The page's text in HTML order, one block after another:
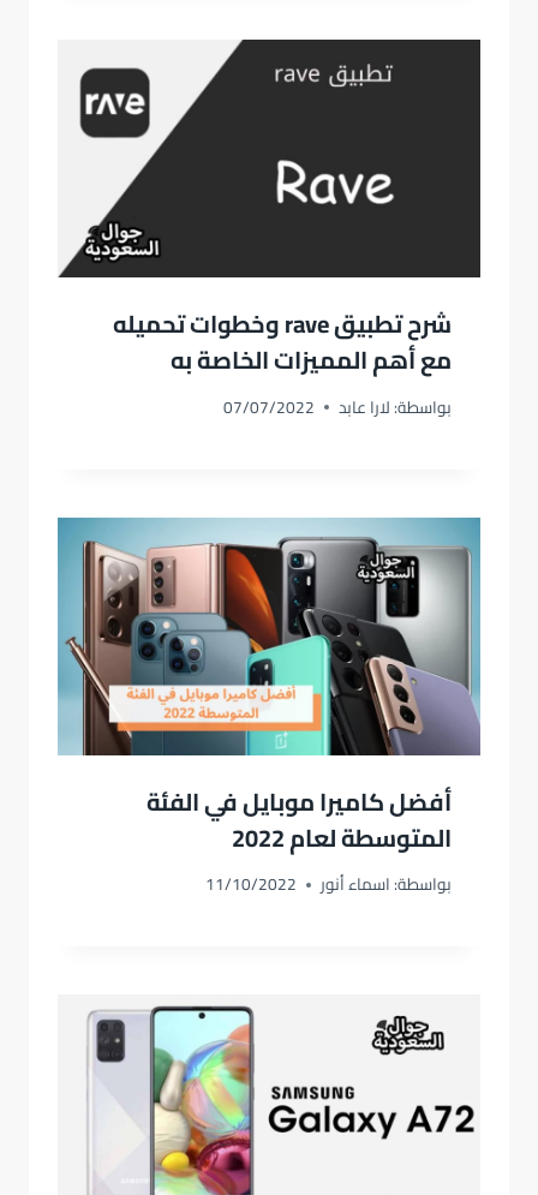
شرح تطبيق rave وخطوات تحميله
مع أهم المميزات الخاصة به
بواسطة:لارا عابد 07/07/2022
أفضل كاميرا موبايل في الفئة
المتوسطة لعام 2022
بواسطة:اسماء أنور 11/10/2022